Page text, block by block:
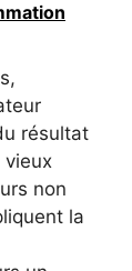
résultat
vieux
non
la